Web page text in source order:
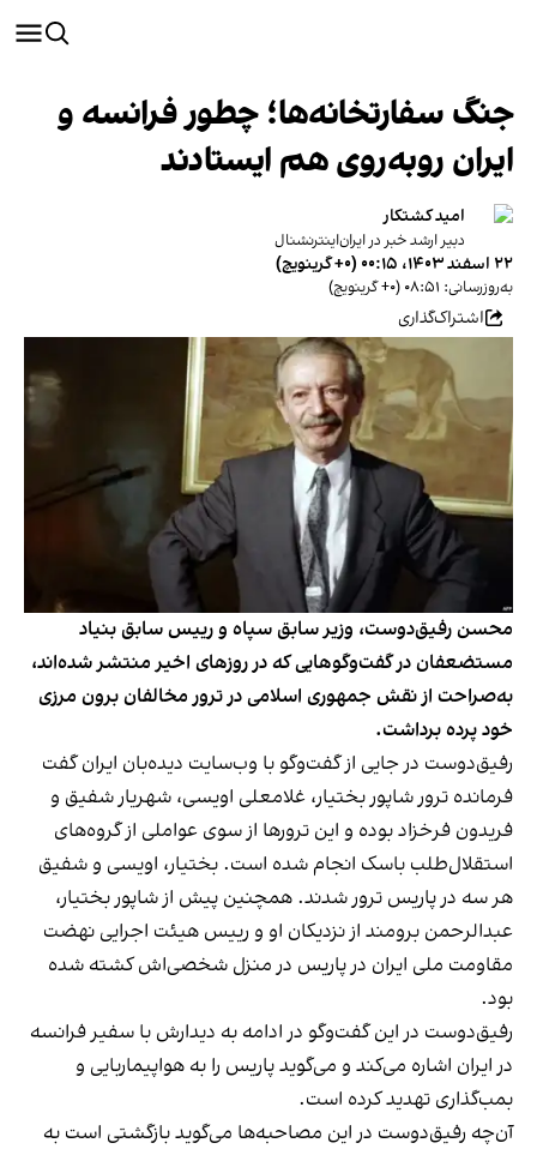
جنگ سفارتخانه‌ها؛ چطور فرانسه و
ایران روبه‌روی هم ایستادند
امید کشتکار
دبیر ارشد خبر در ایران‌اینترنشنال
۲۲ اسفند ۱۴۰۳، ۰۰:۱۵ (‎+۰ گرینویچ)
به‌روزرسانی: ۰۸:۵۱ (‎+۰ گرینویچ)
اشتراک‌گذاری
محسن رفیق‌دوست، وزیر سابق سپاه و رییس سابق بنیاد
مستضعفان در گفت‌وگوهایی که در روزهای اخیر منتشر شده‌اند،
به‌صراحت از نقش جمهوری اسلامی در ترور مخالفان برون مرزی
خود پرده برداشت.
رفیق‌دوست در جایی از گفت‌وگو با وب‌سایت دیده‌بان ایران گفت
فرمانده‌ ترور شاپور بختیار، غلامعلی اویسی، شهریار شفیق و
فریدون فرخزاد بوده و این ترورها از سوی عواملی از گروه‌های
استقلال‌طلب باسک انجام شده است. بختیار، اویسی و شفیق
هر سه در پاریس ترور شدند. همچنین پیش از شاپور بختیار،
عبدالرحمن برومند از نزدیکان او و رییس هیئت اجرایی نهضت
مقاومت ملی ایران در پاریس در منزل شخصی‌اش کشته شده
بود.
رفیق‌دوست در این گفت‌وگو در ادامه به دیدارش با سفیر فرانسه
در ایران اشاره می‌کند و می‌گوید پاریس را به هواپیماربایی و
بمب‌گذاری تهدید کرده است.
آن‌چه رفیق‌دوست در این مصاحبه‌ها می‌گوید بازگشتی است به